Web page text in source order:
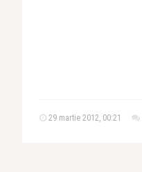
29 martie 2012, 00:21